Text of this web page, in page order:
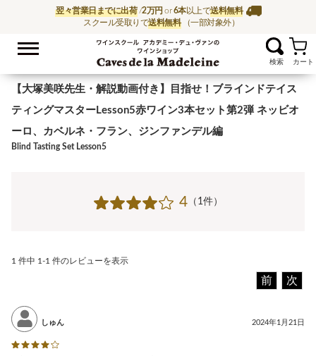
翌々営業日までに出荷/2万円 or6本以上で送料無料
スクール受取りで送料無料 （一部対象外）
ワイン通販ならワイ
お気に入
【大塚美咲先生・解説動画付き】目指せ！ブラインドテイス
ティングマスターLesson5赤ワイン3本セット第2弾 ネッビオ
ーロ、カベルネ・フラン、ジンファンデル編
Blind Tasting Set Lesson5
4（1件）
1 件中 1-1 件のレビューを表示
前 次
しゅん 2024年1月21日